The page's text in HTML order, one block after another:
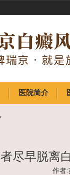
医院简介
尽早脱离
作者: